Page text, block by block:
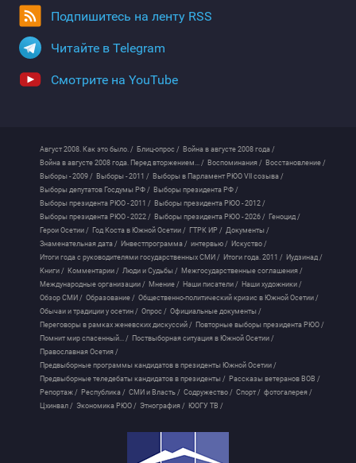
Подпишитесь на ленту RSS
Читайте в Telegram
Смотрите на YouTube
Август 2008. Как это было. / Блиц-опрос / Война в августе 2008 года /
Война в августе 2008 года. Перед вторжением... / Воспоминания / Восстановление /
Выборы - 2009 / Выборы - 2011 / Выборы в Парламент РЮО VII созыва /
Выборы депутатов Госдумы РФ / Выборы президента РФ /
Выборы президента РЮО - 2011 / Выборы президента РЮО - 2012 /
Выборы президента РЮО - 2022 / Выборы президента РЮО - 2026 / Геноцид /
Герои Осетии / Год Коста в Южной Осетии / ГТРК ИР / Документы /
Знаменательная дата / Инвестпрограмма / интервью / Искуство /
Итоги года с руководителями государственных СМИ / Итоги года. 2011 / Иудзинад /
Книги / Комментарии / Люди и Судьбы / Межгосударственные соглашения /
Международные организации / Мнение / Наши писатели / Наши художники /
Обзор СМИ / Образование / Общественно-политический кризис в Южной Осетии /
Обычаи и традиции у осетин / Опрос / Официальные документы /
Переговоры в рамках женевских дискуссий / Повторные выборы президента РЮО /
Помнит мир спасенный... / Поствыборная ситуация в Южной Осетии /
Православная Осетия /
Предвыборные программы кандидатов в президенты Южной Осетии /
Предвыборные теледебаты кандидатов в президенты / Рассказы ветеранов ВОВ /
Репортаж / Республика / СМИ и Власть / Содружество / Спорт / фотогалерея /
Цхинвал / Экономика РЮО / Этнография / ЮОГУ ТВ /